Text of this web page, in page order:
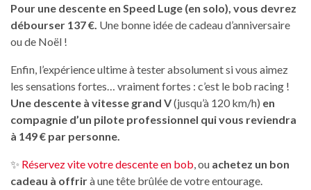
Pour une descente en Speed Luge (en solo), vous devrez
débourser 137 €. Une bonne idée de cadeau d’anniversaire
ou de Noël !
Enfin, l’expérience ultime à tester absolument si vous aimez
les sensations fortes… vraiment fortes : c’est le bob racing !
Une descente à vitesse grand V(jusqu’à 120 km/h) en
compagnie d’un pilote professionnel qui vous reviendra
à 149 € par personne.
✨ Réservez vite votre descente en bob , ou achetez un bon
cadeau à offrirà une tête brûlée de votre entourage.